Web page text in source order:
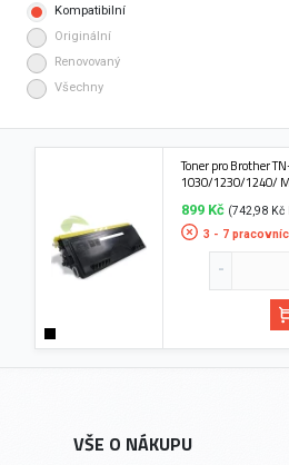
Kompatibilní
Originální
Renovovaný
Všechny
Toner pro Brother
1030/1230/1240/
899 Kč (742,98 Kč
3 - 7
VŠE O NÁKUPU